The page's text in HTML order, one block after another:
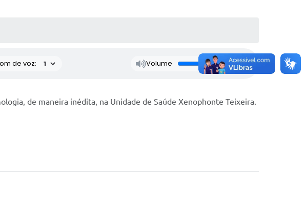
de voz: Volume
de maneira inédita, na Unidade de Saúde Xenophonte Teixeira.